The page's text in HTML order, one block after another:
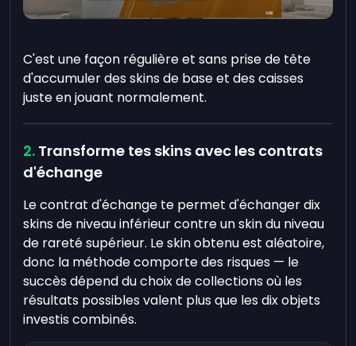
C'est une façon régulière et sans prise de tête
d'accumuler des skins de base et des caisses
juste en jouant normalement.
Transforme tes skins avec les contrats
d'échange
Le contrat d'échange te permet d'échanger dix
skins de niveau inférieur contre un skin du niveau
de rareté supérieur. Le skin obtenu est aléatoire,
donc la méthode comporte des risques — le
succès dépend du choix de collections où les
résultats possibles valent plus que les dix objets
investis combinés.